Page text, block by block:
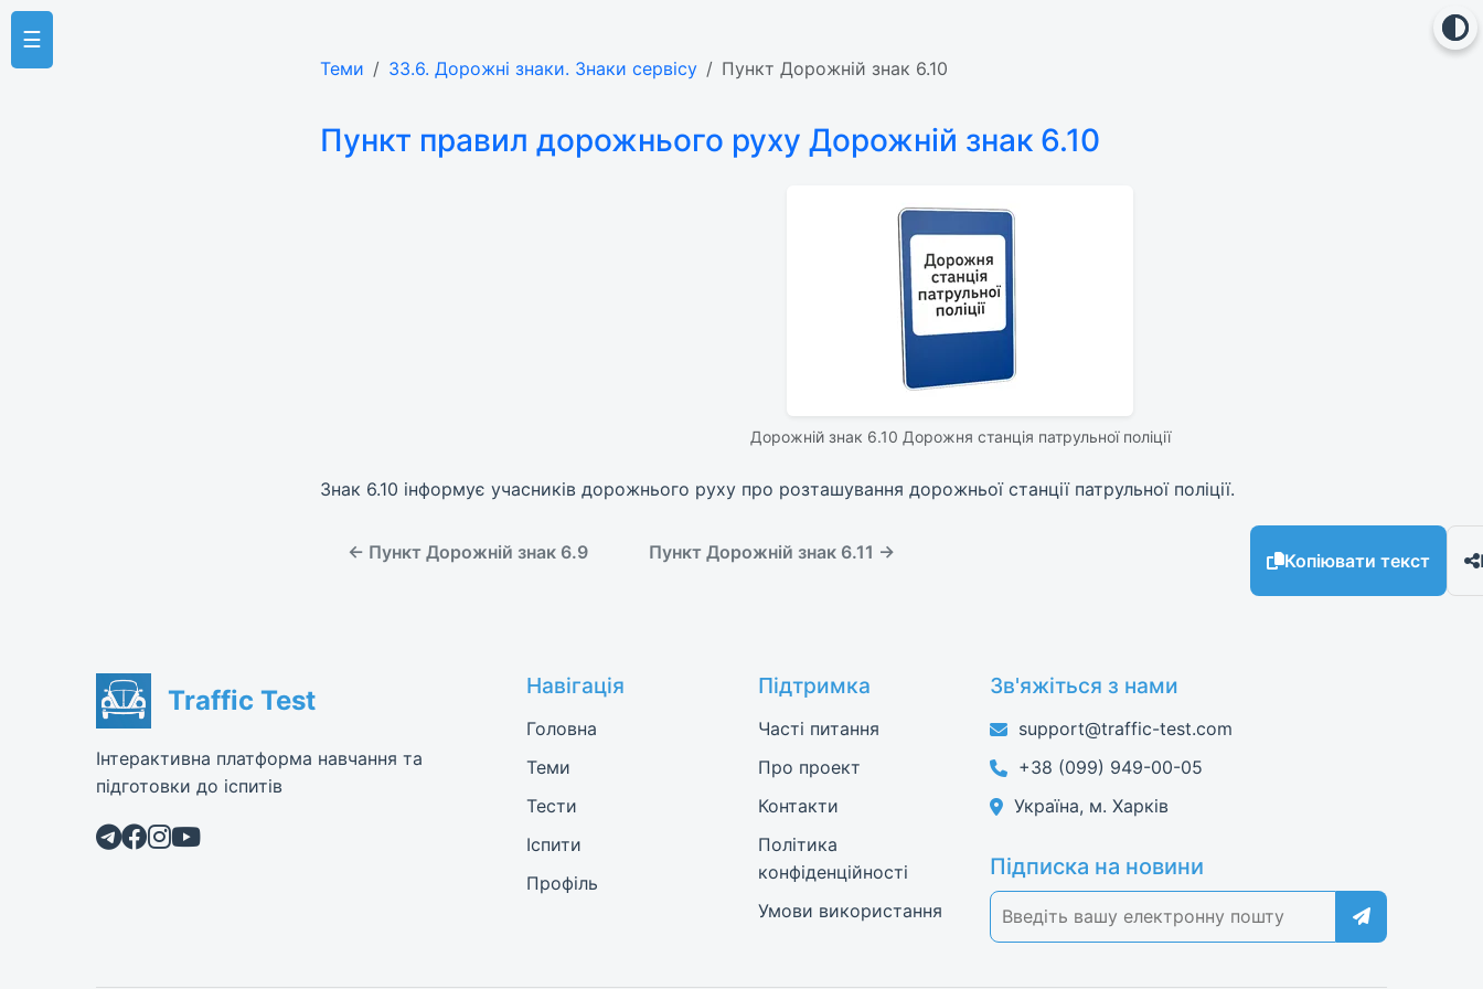
☰
Теми 33.6. Дорожні знаки. Знаки сервісу Пункт Дорожній знак 6.10
Пункт правил дорожнього руху Дорожній знак 6.10
Дорожній знак 6.10 Дорожня станція патрульної поліції
Знак 6.10 інформує учасників дорожнього руху про розташування дорожньої станції патрульної поліції.
← Пункт Дорожній знак 6.9 Пункт Дорожній знак 6.11 → Копіювати текст
Traffic Test
Інтерактивна платформа навчання та
підготовки до іспитів
Навігація
Головна
Теми
Тести
Іспити
Профіль
Підтримка
Часті питання
Про проект
Контакти
Політика
конфіденційності
Умови використання
Зв'яжіться з нами
support@traffic-test.com
+38 (099) 949-00-05
Україна, м. Харків
Підписка на новини